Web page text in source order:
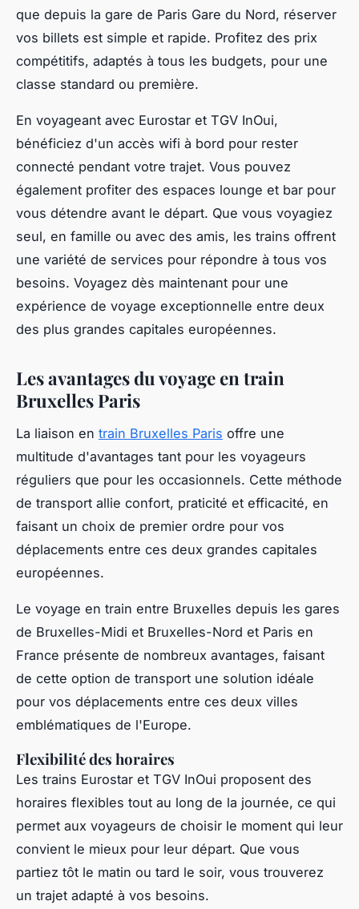
que depuis la gare de Paris Gare du Nord, réserver
vos billets est simple et rapide. Profitez des prix
compétitifs, adaptés à tous les budgets, pour une
classe standard ou première.
En voyageant avec Eurostar et TGV InOui,
bénéficiez d'un accès wifi à bord pour rester
connecté pendant votre trajet. Vous pouvez
également profiter des espaces lounge et bar pour
vous détendre avant le départ. Que vous voyagiez
seul, en famille ou avec des amis, les trains offrent
une variété de services pour répondre à tous vos
besoins. Voyagez dès maintenant pour une
expérience de voyage exceptionnelle entre deux
des plus grandes capitales européennes.
Les avantages du voyage en train
Bruxelles Paris
La liaison en train Bruxelles Paris offre une
multitude d'avantages tant pour les voyageurs
réguliers que pour les occasionnels. Cette méthode
de transport allie confort, praticité et efficacité, en
faisant un choix de premier ordre pour vos
déplacements entre ces deux grandes capitales
européennes.
Le voyage en train entre Bruxelles depuis les gares
de Bruxelles-Midi et Bruxelles-Nord et Paris en
France présente de nombreux avantages, faisant
de cette option de transport une solution idéale
pour vos déplacements entre ces deux villes
emblématiques de l'Europe.
Flexibilité des horaires
Les trains Eurostar et TGV InOui proposent des
horaires flexibles tout au long de la journée, ce qui
permet aux voyageurs de choisir le moment qui leur
convient le mieux pour leur départ. Que vous
partiez tôt le matin ou tard le soir, vous trouverez
un trajet adapté à vos besoins.